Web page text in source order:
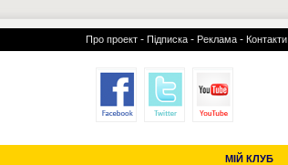
Про проект - Підписка - Реклама - Контакти
МІЙ КЛУБ
УСІ ТРАНСФЕРИ